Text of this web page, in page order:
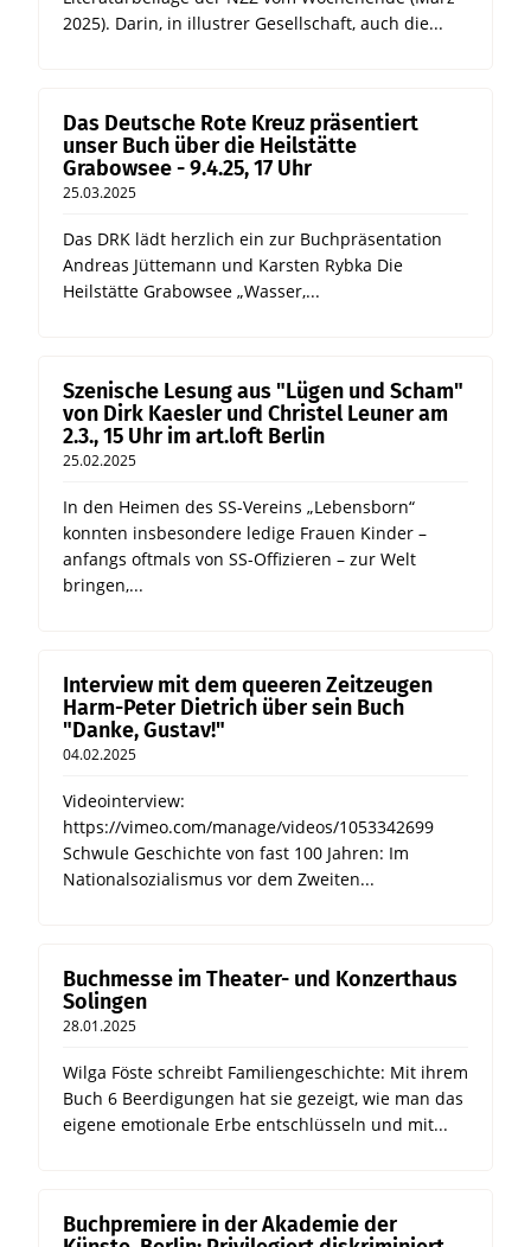
2025). Darin, in illustrer Gesellschaft, auch die...
Das Deutsche Rote Kreuz präsentiert
unser Buch über die Heilstätte
Grabowsee - 9.4.25, 17 Uhr
25.03.2025
Das DRK lädt herzlich ein zur Buchpräsentation
Andreas Jüttemann und Karsten Rybka Die
Heilstätte Grabowsee „Wasser,...
Szenische Lesung aus "Lügen und Scham"
von Dirk Kaesler und Christel Leuner am
2.3., 15 Uhr im art.loft Berlin
25.02.2025
In den Heimen des SS-Vereins „Lebensborn“
konnten insbesondere ledige Frauen Kinder –
anfangs oftmals von SS-Offizieren – zur Welt
bringen,...
Interview mit dem queeren Zeitzeugen
Harm-Peter Dietrich über sein Buch
"Danke, Gustav!"
04.02.2025
Videointerview:
https://vimeo.com/manage/videos/1053342699
Schwule Geschichte von fast 100 Jahren: Im
Nationalsozialismus vor dem Zweiten...
Buchmesse im Theater- und Konzerthaus
Solingen
28.01.2025
Wilga Föste schreibt Familiengeschichte: Mit ihrem
Buch 6 Beerdigungen hat sie gezeigt, wie man das
eigene emotionale Erbe entschlüsseln und mit...
Buchpremiere in der Akademie der